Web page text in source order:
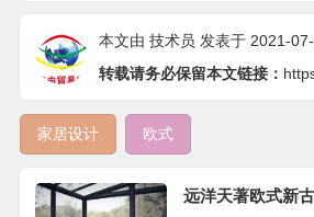
本文由 技术员 发表于 2021-
转载请务必保留本文链接：
家居设计 欧式
远洋天著欧式新